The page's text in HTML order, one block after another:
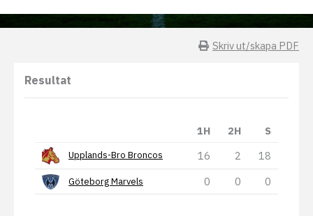
Skriv ut/skapa PDF
Resultat
1H 2H S
Upplands-Bro Broncos 16 2 18
Göteborg Marvels 0 0 0